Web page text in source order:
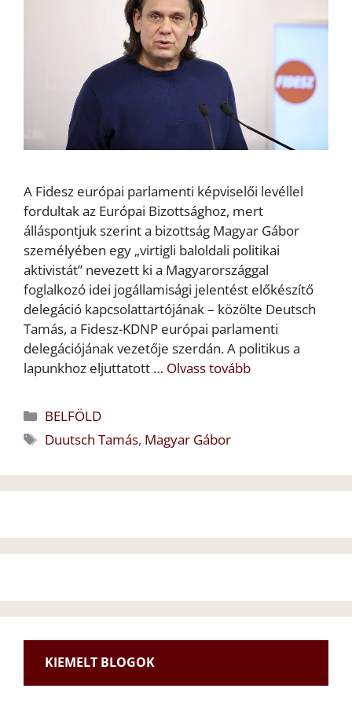
A Fidesz európai parlamenti képviselői levéllel
fordultak az Európai Bizottsághoz, mert
álláspontjuk szerint a bizottság Magyar Gábor
személyében egy „virtigli baloldali politikai
aktivistát” nevezett ki a Magyarországgal
foglalkozó idei jogállamisági jelentést előkészítő
delegáció kapcsolattartójának – közölte Deutsch
Tamás, a Fidesz-KDNP európai parlamenti
delegációjának vezetője szerdán. A politikus a
lapunkhoz eljuttatott … Olvass tovább
Kategória
BELFÖLD
Címkék
Duutsch Tamás, Magyar Gábor
KIEMELT BLOGOK